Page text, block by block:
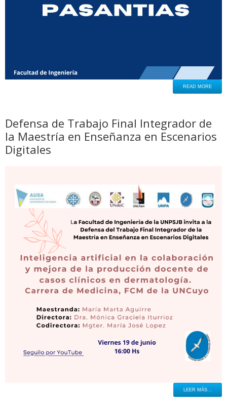
READ MORE
Defensa de Trabajo Final Integrador de
la Maestría en Enseñanza en Escenarios
Digitales
LEER MÁS...